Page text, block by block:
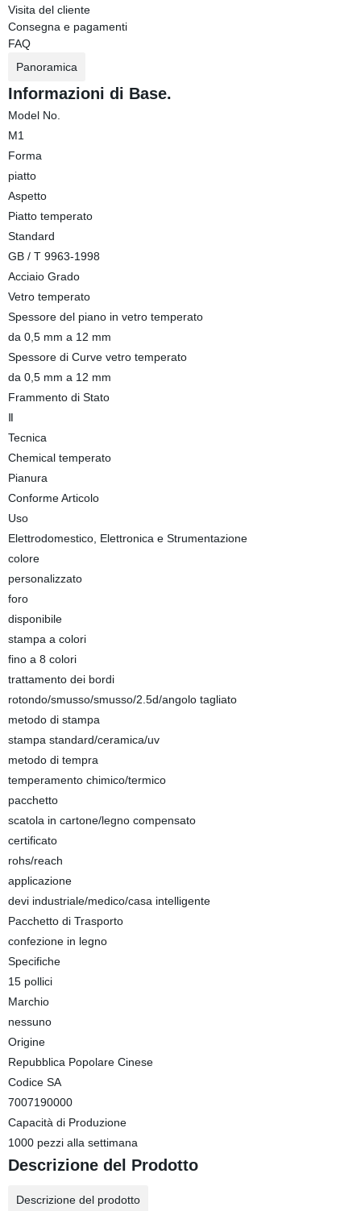
Visita del cliente
Consegna e pagamenti
FAQ
Panoramica
Informazioni di Base.
Model No.
M1
Forma
piatto
Aspetto
Piatto temperato
Standard
GB / T 9963-1998
Acciaio Grado
Vetro temperato
Spessore del piano in vetro temperato
da 0,5 mm a 12 mm
Spessore di Curve vetro temperato
da 0,5 mm a 12 mm
Frammento di Stato
Ⅱ
Tecnica
Chemical temperato
Pianura
Conforme Articolo
Uso
Elettrodomestico, Elettronica e Strumentazione
colore
personalizzato
foro
disponibile
stampa a colori
fino a 8 colori
trattamento dei bordi
rotondo/smusso/smusso/2.5d/angolo tagliato
metodo di stampa
stampa standard/ceramica/uv
metodo di tempra
temperamento chimico/termico
pacchetto
scatola in cartone/legno compensato
certificato
rohs/reach
applicazione
devi industriale/medico/casa intelligente
Pacchetto di Trasporto
confezione in legno
Specifiche
15 pollici
Marchio
nessuno
Origine
Repubblica Popolare Cinese
Codice SA
7007190000
Capacità di Produzione
1000 pezzi alla settimana
Descrizione del Prodotto
Descrizione del prodotto